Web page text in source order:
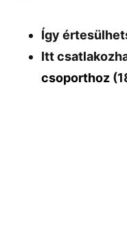
Így
Itt
csoporthoz